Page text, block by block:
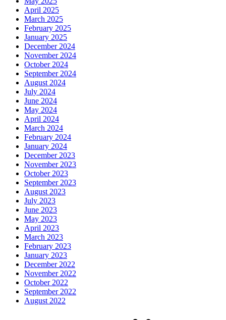
April 2025
March 2025
February 2025
January 2025
December 2024
November 2024
October 2024
September 2024
August 2024
July 2024
June 2024
May 2024
April 2024
March 2024
February 2024
January 2024
December 2023
November 2023
October 2023
September 2023
August 2023
July 2023
June 2023
May 2023
April 2023
March 2023
February 2023
January 2023
December 2022
November 2022
October 2022
September 2022
August 2022